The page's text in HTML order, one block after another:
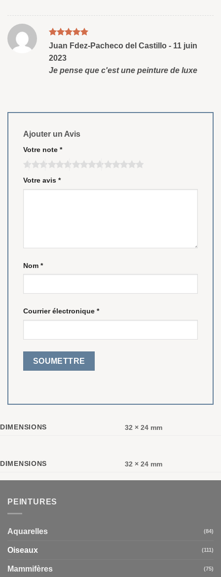
Note 5sud
Juan Fdez-Pacheco del Castillo - 11 juin
2023
Je pense que c'est une peinture de luxe
Ajouter un Avis
Votre note *
Votre avis *
Nom *
Courrier électronique *
DIMENSIONS 32 × 24 mm
DIMENSIONS 32 × 24 mm
PEINTURES
Aquarelles (84)
Oiseaux (111)
Mammifères (75)